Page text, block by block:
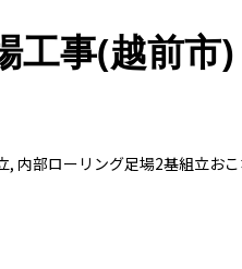
工事(越前市)
立, 内部ローリング足場2基組